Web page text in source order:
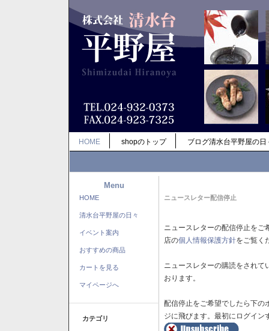
HOME shopのトップ ブログ清水台平野屋の日
Menu
HOME
清水台平野屋の日々
イベント案内
おすすめの商品
カートを見る
マイページへ
カテゴリ
ニュースレター配信停止
ニュースレターの配信停止を
店の個人情報保護方針をご覧く
ニュースレターの購読をされ
おります。
配信停止をご希望でしたら下の
ジに飛びます。最初にログイン